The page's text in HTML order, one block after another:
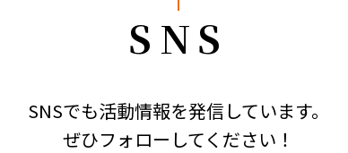
SNS
SNSでも活動情報を発信しています。
ぜひフォローしてください！